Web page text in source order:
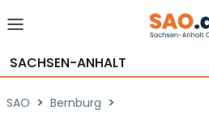
SACHSEN-ANHALT
SAO > Bernburg >